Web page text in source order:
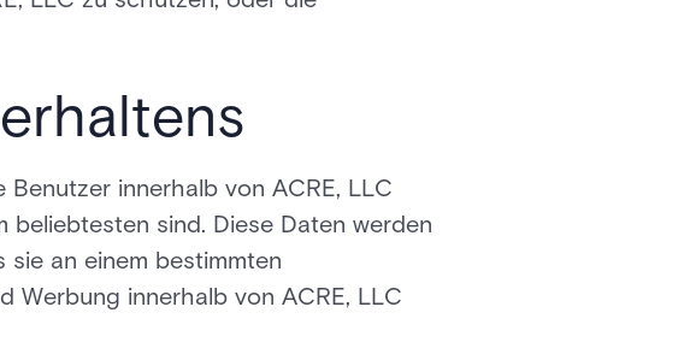
innerhalb von ACRE, LLC
beliebtesten sind. Diese Daten werden
an einem bestimmten
Werbung innerhalb von ACRE, LLC